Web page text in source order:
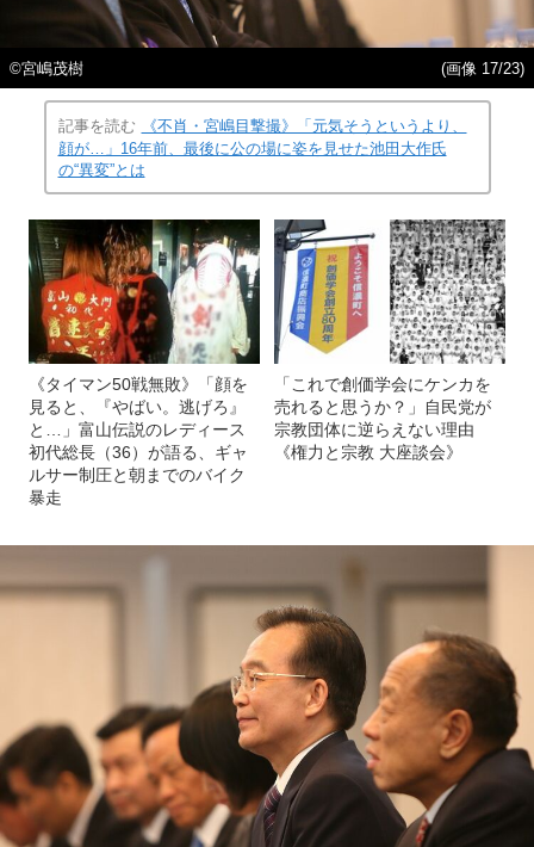
©宮嶋茂樹 (画像 17/23)
記事を読む
《不肖・宮嶋目撃撮》「元気そうというより、
顔が…」16年前、最後に公の場に姿を見せた池田大作氏
の“異変”とは
《タイマン50戦無敗》「顔を
見ると、『やばい。逃げろ』
と…」富山伝説のレディース
初代総長（36）が語る、ギャ
ルサー制圧と朝までのバイク
暴走
「これで創価学会にケンカを
売れると思うか？」自民党が
宗教団体に逆らえない理由
《権力と宗教 大座談会》